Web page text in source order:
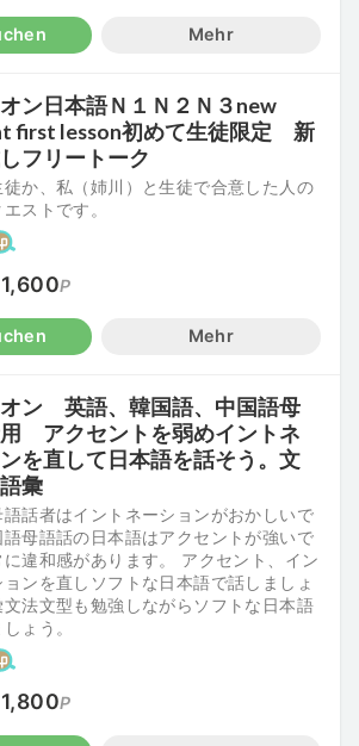
Mehr
ン日本語Ｎ１Ｎ２Ｎ３new
first lesson初めて生徒限定 新
フリートーク
徒か、私（姉川）と生徒で合意した人の
ストです。
P
Mehr
ン 英語、韓国語、中国語母
アクセントを弱めイントネ
を直して日本語を話そう。文
彙
話者はイントネーションがおかしいで
母語話の日本語はアクセントが強いで
違和感があります。 アクセント、イン
ョンを直しソフトな日本語で話しましょ
文法文型も勉強しながらソフトな日本語
ょう。
P